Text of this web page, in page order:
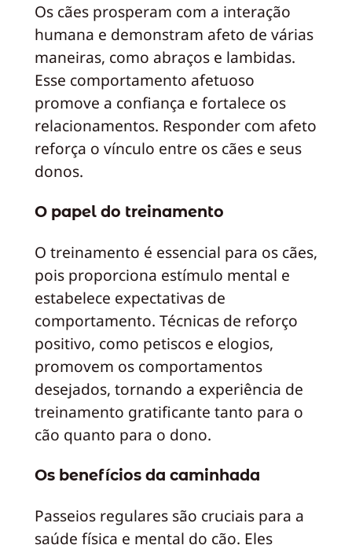
Os cães prosperam com a interação
humana e demonstram afeto de várias
maneiras, como abraços e lambidas.
Esse comportamento afetuoso
promove a confiança e fortalece os
relacionamentos. Responder com afeto
reforça o vínculo entre os cães e seus
donos.
O papel do treinamento
O treinamento é essencial para os cães,
pois proporciona estímulo mental e
estabelece expectativas de
comportamento. Técnicas de reforço
positivo, como petiscos e elogios,
promovem os comportamentos
desejados, tornando a experiência de
treinamento gratificante tanto para o
cão quanto para o dono.
Os benefícios da caminhada
Passeios regulares são cruciais para a
saúde física e mental do cão. Eles